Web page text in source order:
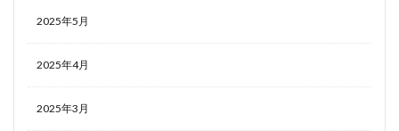
2025年5月
2025年4月
2025年3月